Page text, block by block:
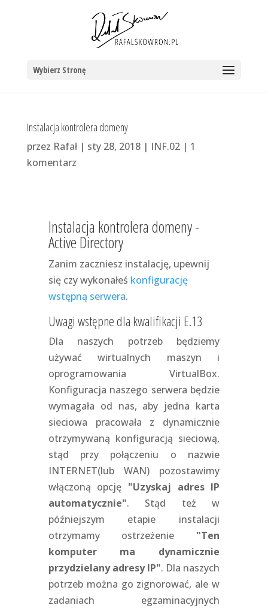
Wybierz Stronę
Instalacja kontrolera domeny
przez Rafał| sty 28, 2018| INF.02| 1
komentarz
Instalacja kontrolera domeny -
Active Directory
Zanim zaczniesz instalację, upewnij
się czy wykonałeś konfigurację
wstępną serwera.
Uwagi wstępne dla kwalifikacji E.13
Dla naszych potrzeb będziemy
używać wirtualnych maszyn i
oprogramowania VirtualBox.
Konfiguracja naszego serwera będzie
wymagała od nas, aby jedna karta
sieciowa pracowała z dynamicznie
otrzymywaną konfiguracją sieciową,
stąd przy połączeniu o nazwie
INTERNET(lub WAN) pozostawimy
włączoną opcję "Uzyskaj adres IP
automatycznie". Stąd też w
późniejszym etapie instalacji
otrzymamy ostrzeżenie "Ten
komputer ma dynamicznie
przydzielany adresy IP". Dla naszych
potrzeb można go zignorować, ale w
zadaniach egzaminacyjnych